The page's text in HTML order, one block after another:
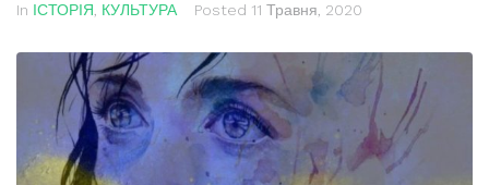
In ІСТОРІЯ, КУЛЬТУРА Posted 11 Травня, 2020